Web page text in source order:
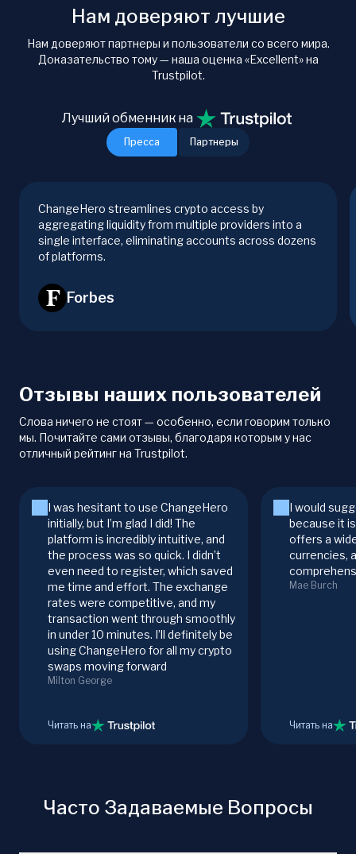
Нам доверяют лучшие
Нам доверяют партнеры и пользователи со всего мира.
Доказательство тому — наша оценка «Excellent» на
Trustpilot.
Пресса Партнеры
Лучший обменник на
ChangeHero streamlines crypto access by
aggregating liquidity from multiple providers into a
single interface, eliminating accounts across dozens
of platforms.
Forbes
Отзывы наших пользователей
Слова ничего не стоят — особенно, если говорим только
мы. Почитайте сами отзывы, благодаря которым у нас
отличный рейтинг на Trustpilot.
I was hesitant to use ChangeHero
initially, but I’m glad I did! The
platform is incredibly intuitive, and
the process was so quick. I didn’t
even need to register, which saved
me time and effort. The exchange
rates were competitive, and my
transaction went through smoothly
in under 10 minutes. I’ll definitely be
using ChangeHero for all my crypto
swaps moving forward
Milton George
Читать на
I would
because it
offers a
currencies,
Mae Burch
Читать на
Часто Задаваемые Вопросы